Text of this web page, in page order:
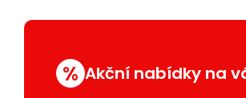
% Akční nabídky na